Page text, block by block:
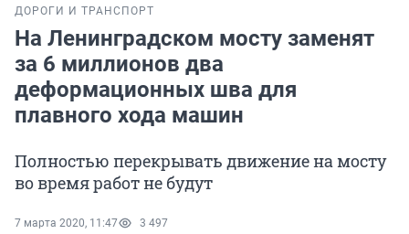
ДОРОГИ И ТРАНСПОРТ
На Ленинградском мосту заменят
за 6 миллионов два
деформационных шва для
плавного хода машин
Полностью перекрывать движение на мосту
во время работ не будут
7 марта 2020, 11:47 3 497